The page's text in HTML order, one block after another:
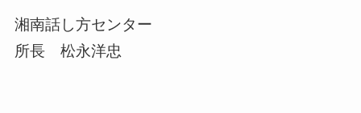
湘南話し方センター
所長 松永洋忠